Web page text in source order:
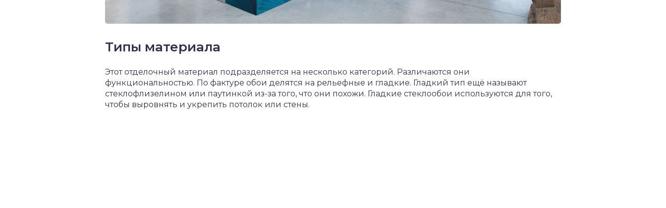
Типы материала
Этот отделочный материал подразделяется на несколько категорий. Различаются они
функциональностью. По фактуре обои делятся на рельефные и гладкие. Гладкий тип ещё называют
стеклофлизелином или паутинкой из-за того, что они похожи. Гладкие стеклообои используются для того,
чтобы выровнять и укрепить потолок или стены.